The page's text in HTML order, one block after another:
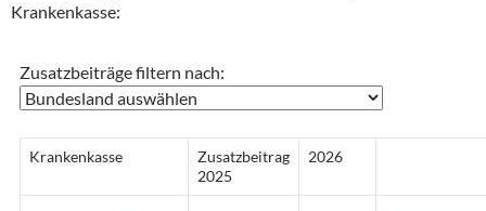
Krankenkasse:
Zusatzbeiträge filtern nach:
Krankenkasse
Zusatzbeitrag
2025
2026